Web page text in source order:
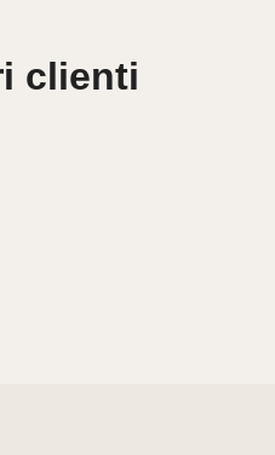
clienti